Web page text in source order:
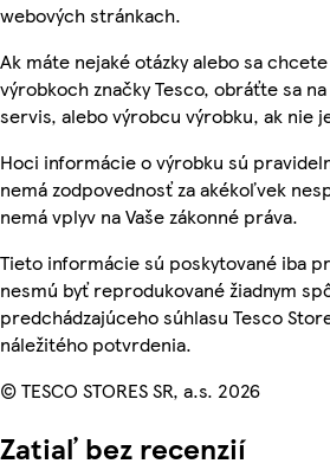
webových stránkach.
Ak máte nejaké otázky alebo sa
výrobkoch značky Tesco, obráťte sa
servis, alebo výrobcu výrobku, ak nie
Hoci informácie o výrobku sú
nemá zodpovednosť za akékoľvek
nemá vplyv na Vaše zákonné práva.
Tieto informácie sú poskytované iba
nesmú byť reprodukované žiadnym
predchádzajúceho súhlasu Tesco
náležitého potvrdenia.
© TESCO STORES SR, a.s. 2026
Zatiaľ bez recenzií